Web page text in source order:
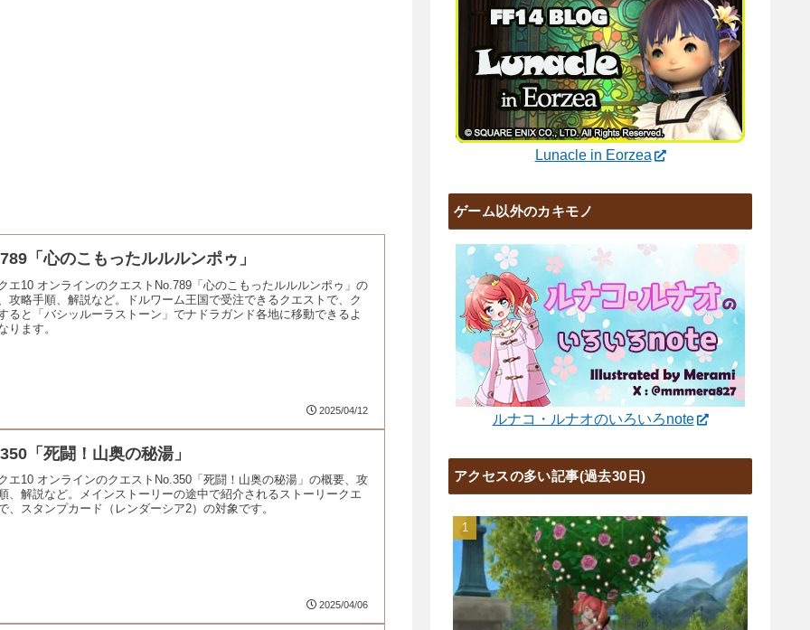
「心のこもったルルルンポゥ」
エ10 オンラインのクエストNo.789「心のこもったルルルンポゥ」の
攻略手順、解説など。ドルワーム王国で受注できるクエストで、ク
ると「バシッルーラストーン」でナドラガンド各地に移動できるよ
ります。
2025/04/12
「死闘！山奥の秘湯」
エ10 オンラインのクエストNo.350「死闘！山奥の秘湯」の概要、攻
、解説など。メインストーリーの途中で紹介されるストーリークエ
、スタンプカード（レンダーシア2）の対象です。
2025/04/06
Lunacle in Eorzea
ゲーム以外のカキモノ
ルナコ・ルナオのいろいろnote
アクセスの多い記事(過去30日)